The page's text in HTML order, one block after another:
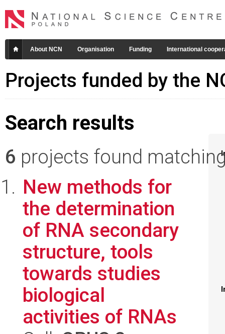
About NCN Organisation Funding International
Projects funded by the
Search results
6 projects found
New methods for
the determination
of RNA secondary
structure, tools
towards studies
biological
activities of RNAs